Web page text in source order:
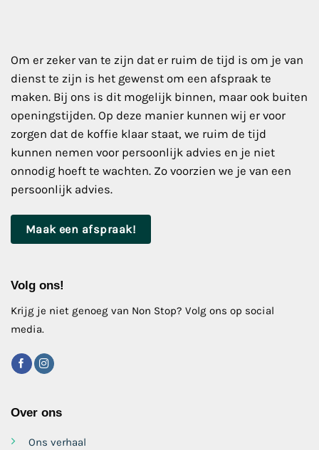
Om er zeker van te zijn dat er ruim de tijd is om je van
dienst te zijn is het gewenst om een afspraak te
maken. Bij ons is dit mogelijk binnen, maar ook buiten
openingstijden. Op deze manier kunnen wij er voor
zorgen dat de koffie klaar staat, we ruim de tijd
kunnen nemen voor persoonlijk advies en je niet
onnodig hoeft te wachten. Zo voorzien we je van een
persoonlijk advies.
Maak een afspraak!
Volg ons!
Krijg je niet genoeg van Non Stop? Volg ons op social
media.
Over ons
Ons verhaal